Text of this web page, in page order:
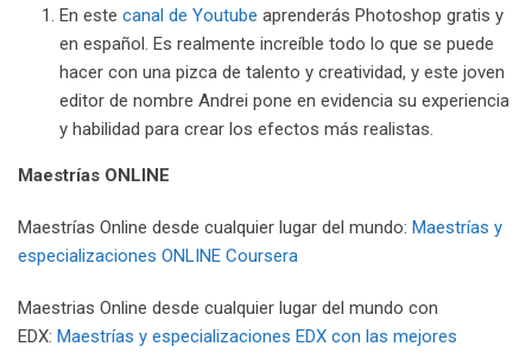
En este canal de Youtube aprenderás Photoshop gratis y
en español. Es realmente increíble todo lo que se puede
hacer con una pizca de talento y creatividad, y este joven
editor de nombre Andrei pone en evidencia su experiencia
y habilidad para crear los efectos más realistas.
Maestrías ONLINE
Maestrías Online desde cualquier lugar del mundo: Maestrías y
especializaciones ONLINE Coursera
Maestrias Online desde cualquier lugar del mundo con
EDX: Maestrías y especializaciones EDX con las mejores